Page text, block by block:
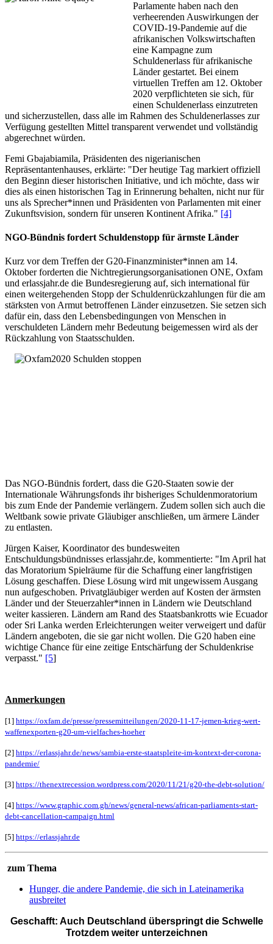
Parlamente haben nach den
verheerenden Auswirkungen der
COVID-19-Pandemie auf die
afrikanischen Volkswirtschaften
eine Kampagne zum
Schuldenerlass für afrikanische
Länder gestartet. Bei einem
virtuellen Treffen am 12. Oktober
2020 verpflichteten sie sich, für
einen Schuldenerlass einzutreten
und sicherzustellen, dass alle im Rahmen des Schuldenerlasses zur
Verfügung gestellten Mittel transparent verwendet und vollständig
abgerechnet würden.
Femi Gbajabiamila, Präsidenten des nigerianischen
Repräsentantenhauses, erklärte: "Der heutige Tag markiert offiziell
den Beginn dieser historischen Initiative, und ich möchte, dass wir
dies als einen historischen Tag in Erinnerung behalten, nicht nur für
uns als Sprecher*innen und Präsidenten von Parlamenten mit einer
Zukunftsvision, sondern für unseren Kontinent Afrika." [4]
NGO-Bündnis fordert Schuldenstopp für ärmste Länder
Kurz vor dem Treffen der G20-Finanzminister*innen am 14.
Oktober forderten die Nichtregierungsorganisationen ONE, Oxfam
und erlassjahr.de die Bundesregierung auf, sich international für
einen weitergehenden Stopp der Schuldenrückzahlungen für die am
stärksten von Armut betroffenen Länder einzusetzen. Sie setzen sich
dafür ein, dass den Lebensbedingungen von Menschen in
verschuldeten Ländern mehr Bedeutung beigemessen wird als der
Rückzahlung von Staatsschulden.
Das NGO-Bündnis fordert, dass die G20-Staaten sowie der
Internationale Währungsfonds ihr bisheriges Schuldenmoratorium
bis zum Ende der Pandemie verlängern. Zudem sollen sich auch die
Weltbank sowie private Gläubiger anschließen, um ärmere Länder
zu entlasten.
Jürgen Kaiser, Koordinator des bundesweiten
Entschuldungsbündnisses erlassjahr.de, kommentierte: "Im April hat
das Moratorium Spielräume für die Schaffung einer langfristigen
Lösung geschaffen. Diese Lösung wird mit ungewissem Ausgang
nun aufgeschoben. Privatgläubiger werden auf Kosten der ärmsten
Länder und der Steuerzahler*innen in Ländern wie Deutschland
weiter kassieren. Ländern am Rand des Staatsbankrotts wie Ecuador
oder Sri Lanka werden Erleichterungen weiter verweigert und dafür
Ländern angeboten, die sie gar nicht wollen. Die G20 haben eine
wichtige Chance für eine zeitige Entschärfung der Schuldenkrise
verpasst." [5]
Anmerkungen
[1] https://oxfam.de/presse/pressemitteilungen/2020-11-17-jemen-krieg-wert-
waffenexporten-g20-um-vielfaches-hoeher
[2] https://erlassjahr.de/news/sambia-erste-staatspleite-im-kontext-der-corona-
pandemie/
[3] https://thenextrecession.wordpress.com/2020/11/21/g20-the-debt-solution/
[4] https://www.graphic.com.gh/news/general-news/african-parliaments-start-
debt-cancellation-campaign.html
[5] https://erlassjahr.de
zum Thema
Hunger, die andere Pandemie, die sich in Lateinamerika
ausbreitet
Geschafft: Auch Deutschland überspringt die Schwelle
Trotzdem weiter unterzeichnen